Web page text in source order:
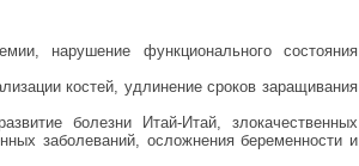
нарушение функционального состояния
костей, удлинение сроков заращивания
болезни Итай-Итай, злокачественных
заболеваний, осложнения беременности и